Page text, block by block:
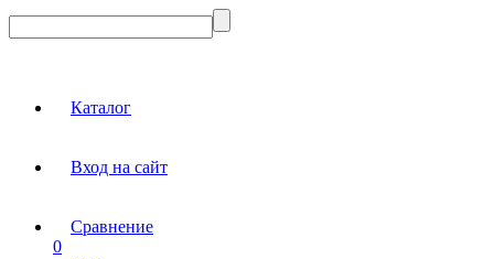
Каталог
Вход на сайт
Сравнение
0